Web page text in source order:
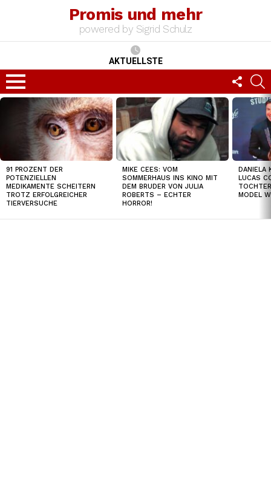
Promis und mehr
powered by Sigrid Schulz
AKTUELLSTE
Menu
US
TOP
91 PROZENT DER
POTENZIELLEN
MEDIKAMENTE SCHEITERN
TROTZ ERFOLGREICHER
TIERVERSUCHE
MIKE CEES: VOM
SOMMERHAUS INS KINO MIT
DEM BRUDER VON JULIA
ROBERTS – ECHTER
HORROR!
DANIELA
LUCAS
MODEL